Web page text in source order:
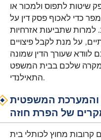
שיטות לתפוס ולמכור או
כדי לאכוף פסק דין על
שתביעות אזרחיות
על מנת לקבל פיצויים
לוודא שעורך הדין שמונה
לסייע לכם ב-100% במקרה שלכם בבית המשפט
התאילנדי.
והמערכת המשפטית
של הפרת חוזה
קרובות מחוץ לכותלי בית